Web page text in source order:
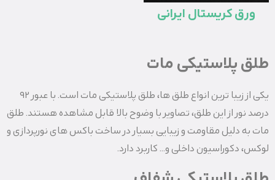
ورق کریستال ایرانی
طلق پلاستیکی مات
یکی از زیبا ترین انواع طلق ها، طلق پلاستیکی مات است. با عبور ۹۲
درصد نور از این طلق، تصاویر با وضوح بالا قابل مشاهده هستند. طلق
مات به دلیل مقاومت و زیبایی بسیار در ساخت باکس‌ های نورپردازی و
لوکس، دکوراسیون داخلی و… کاربرد دارد.